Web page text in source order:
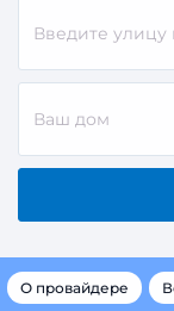
О провайдере